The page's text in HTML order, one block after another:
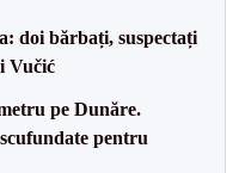
doi bărbați, suspectați
Vučić
pe Dunăre.
pentru